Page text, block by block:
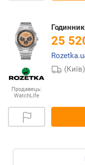
Продавець:
WatchLife
25
(Київ)